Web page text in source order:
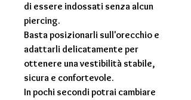
di essere indossati senza alcun
piercing.
Basta posizionarli sull'orecchio e
adattarli delicatamente per
ottenere una vestibilità stabile,
sicura e confortevole.
In pochi secondi potrai cambiare